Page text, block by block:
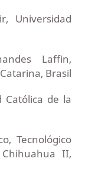
Universidad
Laffin,
Brasil
Católica de la
Tecnológico
II,